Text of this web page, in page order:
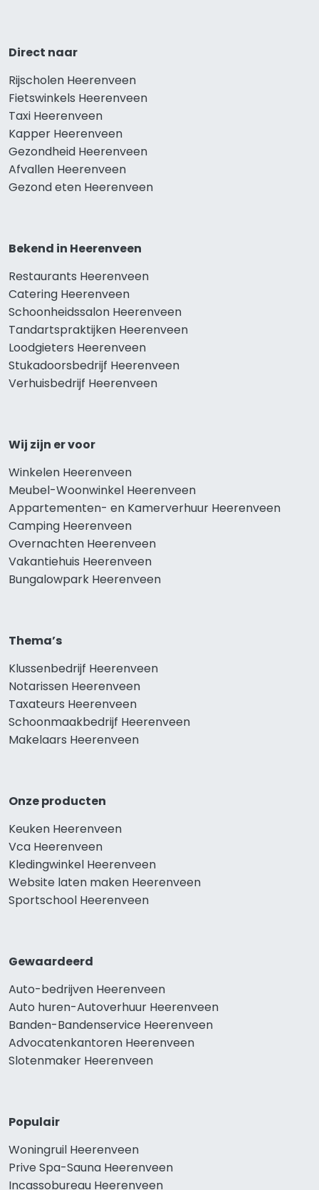
Direct naar
Rijscholen Heerenveen
Fietswinkels Heerenveen
Taxi Heerenveen
Kapper Heerenveen
Gezondheid Heerenveen
Afvallen Heerenveen
Gezond eten Heerenveen
Bekend in Heerenveen
Restaurants Heerenveen
Catering Heerenveen
Schoonheidssalon Heerenveen
Tandartspraktijken Heerenveen
Loodgieters Heerenveen
Stukadoorsbedrijf Heerenveen
Verhuisbedrijf Heerenveen
Wij zijn er voor
Winkelen Heerenveen
Meubel-Woonwinkel Heerenveen
Appartementen- en Kamerverhuur Heerenveen
Camping Heerenveen
Overnachten Heerenveen
Vakantiehuis Heerenveen
Bungalowpark Heerenveen
Thema’s
Klussenbedrijf Heerenveen
Notarissen Heerenveen
Taxateurs Heerenveen
Schoonmaakbedrijf Heerenveen
Makelaars Heerenveen
Onze producten
Keuken Heerenveen
Vca Heerenveen
Kledingwinkel Heerenveen
Website laten maken Heerenveen
Sportschool Heerenveen
Gewaardeerd
Auto-bedrijven Heerenveen
Auto huren-Autoverhuur Heerenveen
Banden-Bandenservice Heerenveen
Advocatenkantoren Heerenveen
Slotenmaker Heerenveen
Populair
Woningruil Heerenveen
Prive Spa-Sauna Heerenveen
Incassobureau Heerenveen